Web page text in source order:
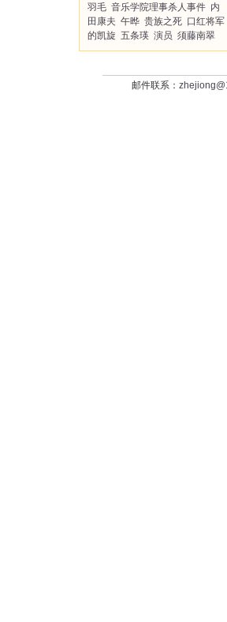
羽毛 音乐学院理事杀人事件 内
田康夫 午晔 贵族之死 口红将军
的凯旋 五条瑛 演员 须藤南翠
邮件联系：